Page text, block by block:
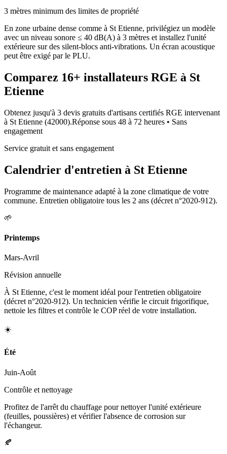
3 mètres minimum des limites de propriété
En zone urbaine dense comme à St Etienne, privilégiez un modèle
avec un niveau sonore ≤ 40 dB(A) à 3 mètres et installez l'unité
extérieure sur des silent-blocs anti-vibrations. Un écran acoustique
peut être exigé par le PLU.
Comparez 16+ installateurs RGE à St
Etienne
Obtenez jusqu'à 3 devis gratuits d'artisans certifiés RGE intervenant
à St Etienne (42000).Réponse sous 48 à 72 heures • Sans
engagement
Service gratuit et sans engagement
Calendrier d'entretien à St Etienne
Programme de maintenance adapté à la zone climatique de votre
commune. Entretien obligatoire tous les 2 ans (décret n°2020-912).
🌱
Printemps
Mars-Avril
Révision annuelle
À St Etienne, c'est le moment idéal pour l'entretien obligatoire
(décret n°2020-912). Un technicien vérifie le circuit frigorifique,
nettoie les filtres et contrôle le COP réel de votre installation.
☀️
Été
Juin-Août
Contrôle et nettoyage
Profitez de l'arrêt du chauffage pour nettoyer l'unité extérieure
(feuilles, poussières) et vérifier l'absence de corrosion sur
l'échangeur.
🍂